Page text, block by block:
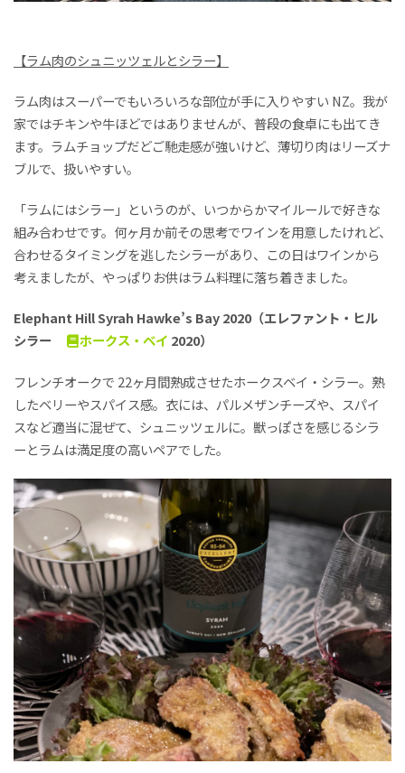
【ラム肉のシュニッツェルとシラー】
ラム肉はスーパーでもいろいろな部位が手に入りやすい NZ。我が
家ではチキンや牛ほどではありませんが、普段の食卓にも出てき
ます。ラムチョップだどご馳走感が強いけど、薄切り肉はリーズナ
ブルで、扱いやすい。
「ラムにはシラー」というのが、いつからかマイルールで好きな
組み合わせです。何ヶ月か前その思考でワインを用意したけれど、
合わせるタイミングを逃したシラーがあり、この日はワインから
考えましたが、やっぱりお供はラム料理に落ち着きました。
Elephant Hill Syrah Hawke’s Bay 2020（エレファント・ヒル
シラー
ホークス・ベイ 2020）
フレンチオークで 22ヶ月間熟成させたホークスベイ・シラー。熟
したベリーやスパイス感。衣には、パルメザンチーズや、スパイ
スなど適当に混ぜて、シュニッツェルに。獣っぽさを感じるシラ
ーとラムは満足度の高いペアでした。